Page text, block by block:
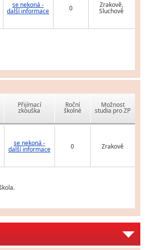
se nekoná -
další informace 0 Zrakově,
Sluchově
Přijímací
zkouška
Roční
školné
Možnost
studia pro ZP
se nekoná -
další informace 0 Zrakově